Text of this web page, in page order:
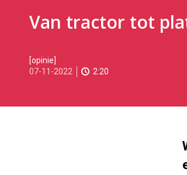
Van tractor tot
2022-
11-
11-
[opinie]
07-11-2022
2:20